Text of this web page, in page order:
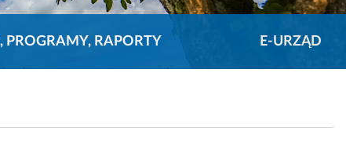
PROGRAMY, RAPORTY E-URZĄD